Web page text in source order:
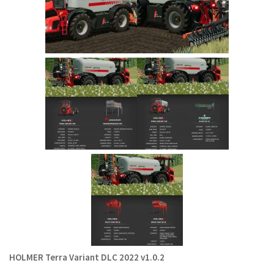
HOLMER Terra Variant DLC 2022 v1.0.2